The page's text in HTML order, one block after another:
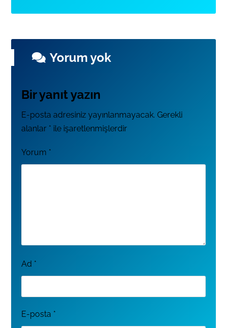
Yorum yok
Bir yanıt yazın
E-posta adresiniz yayınlanmayacak. Gerekli
alanlar * ile işaretlenmişlerdir
Yorum *
Ad *
E-posta *